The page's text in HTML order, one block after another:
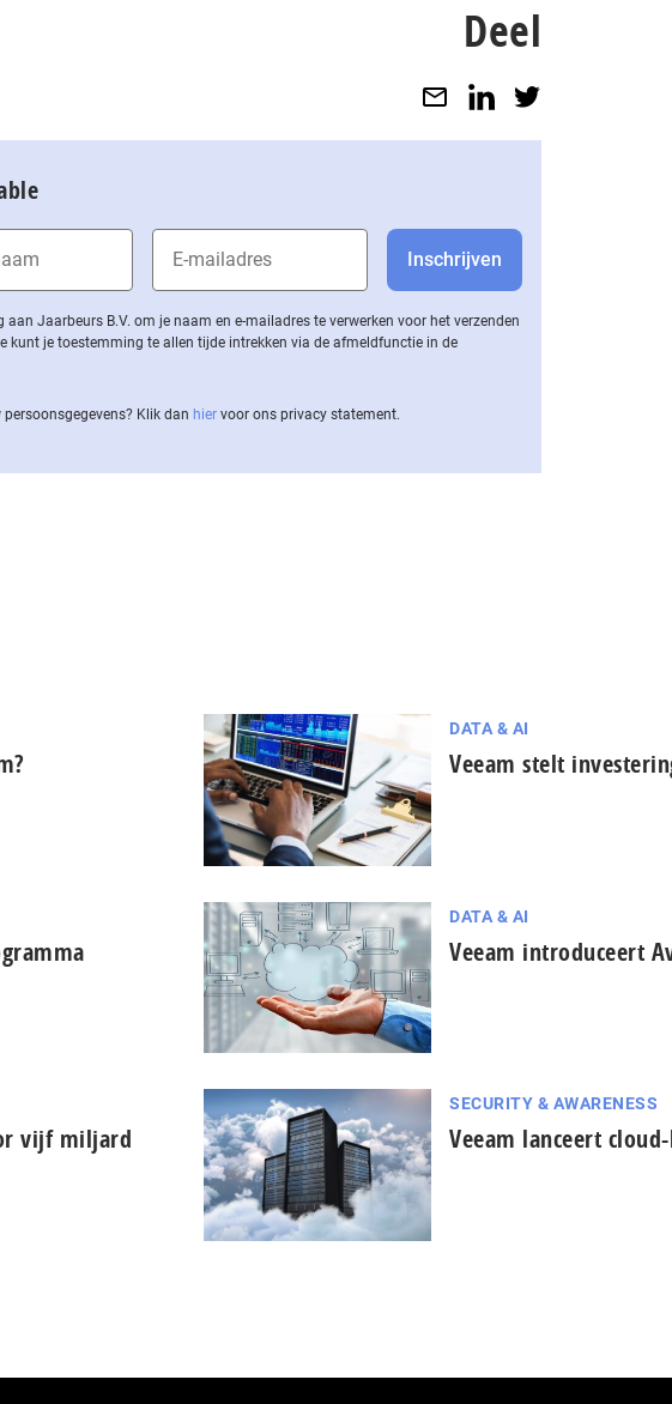
Deel
Jaarbeurs B.V. om je naam en e-mailadres te verwerken voor het verzenden
kunt je toestemming te allen tijde intrekken via de af­meld­func­tie in de
Klik dan hier voor ons privacy statement.
DATA & AI
Veeam stelt
DATA & AI
Veeam introduceert
vijf miljard
SECURITY & AWARENESS
Veeam lanceert